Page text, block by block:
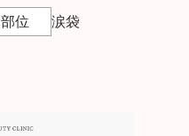
部位 涙袋